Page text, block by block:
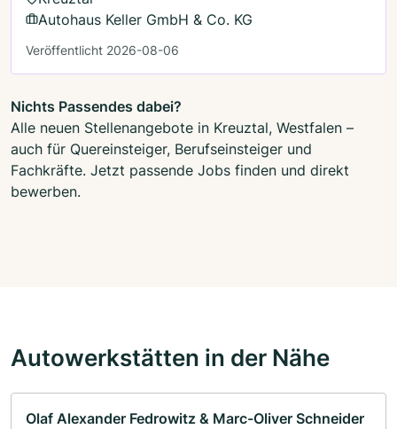
Autohaus Keller GmbH & Co. KG
Veröffentlicht 2026-08-06
Nichts Passendes dabei?
Alle neuen Stellenangebote in Kreuztal, Westfalen –
auch für Quereinsteiger, Berufseinsteiger und
Fachkräfte. Jetzt passende Jobs finden und direkt
bewerben.
Autowerkstätten in der Nähe
Olaf Alexander Fedrowitz & Marc-Oliver Schneider